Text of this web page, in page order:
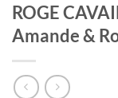
ROGE
Amande &